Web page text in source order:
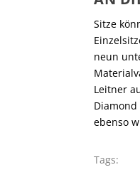
Sitze
neun
Leitner
ebenso
Tags: